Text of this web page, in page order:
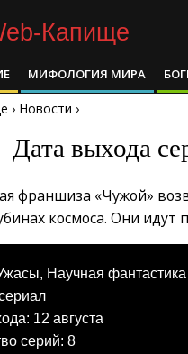
Капище
МИФОЛОГИЯ МИРА
› Новости ›
Дата выхода
франшиза «Чужой»
космоса. Они
Научная фантастика
12 августа
серий: 8